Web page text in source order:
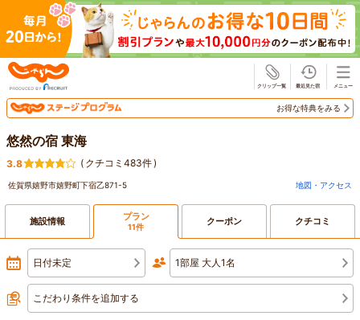
お得な特典をみる
悠然の宿 東海
3.8 ( クチコミ483件)
佐賀県嬉野市嬉野町下宿乙871-5 地図・アクセス
施設情報 プラン
11件 クーポン クチコミ
日付未定 1部屋 大人1名
こだわり条件を追加する